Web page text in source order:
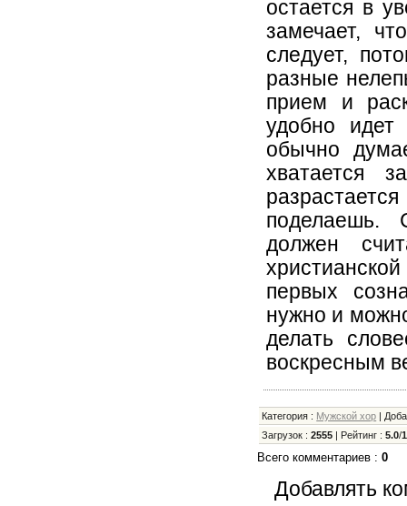
остается в
замечает,
следует,
разные
прием и
удобно
обычно
хватается
поделаешь.
должен
первых
нужно и
делать
воскресным
Категория : Мужской хор
Загрузок :2555 Рейтинг :5.0/1
Всего комментариев :0
Добавлять